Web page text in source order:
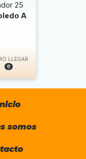
25
A
LLEGAR
somos